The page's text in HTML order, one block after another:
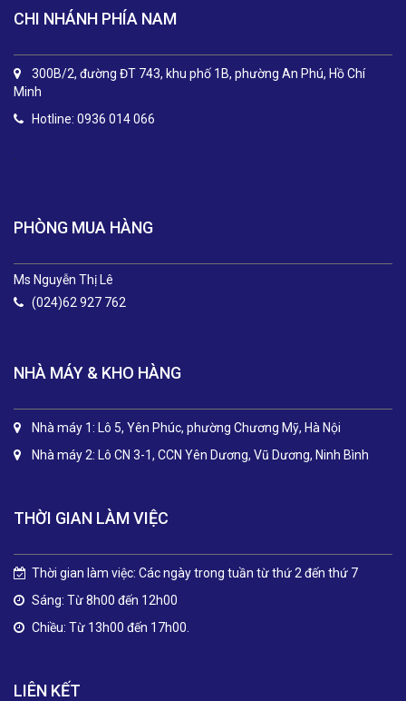
CHI NHÁNH PHÍA NAM
300B/2, đường ĐT 743, khu phố 1B, phường An Phú, Hồ Chí
Minh
Hotline: 0936 014 066
PHÒNG MUA HÀNG
Ms Nguyễn Thị Lê
(024)62 927 762
NHÀ MÁY & KHO HÀNG
Nhà máy 1: Lô 5, Yên Phúc, phường Chương Mỹ, Hà Nội
Nhà máy 2: Lô CN 3-1, CCN Yên Dương, Vũ Dương, Ninh Bình
THỜI GIAN LÀM VIỆC
Thời gian làm việc: Các ngày trong tuần từ thứ 2 đến thứ 7
Sáng: Từ 8h00 đến 12h00
Chiều: Từ 13h00 đến 17h00.
LIÊN KẾT